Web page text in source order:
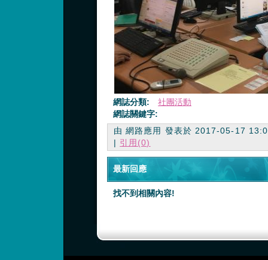
網誌分類:
社團活動
網誌關鍵字:
由 網路應用 發表於 2017-05-17
引用(0)
最新回應
找不到相關內容!